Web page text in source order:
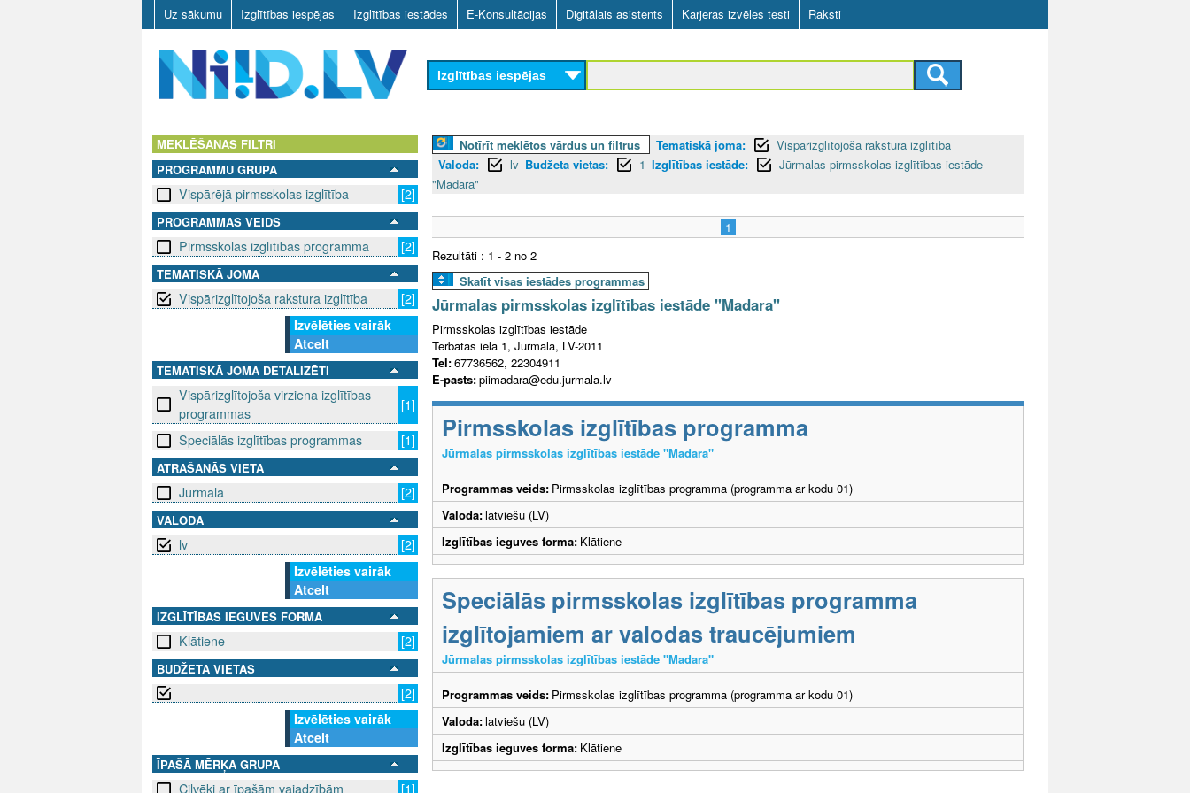
Skip
to
main
content
Uz sākumu Izglītības iespējas Izglītības iestādes E-Konsultācijas Digitālais asistents Karjeras izvēles testi Raksti
D
L
Izglītības iespējas
MEKLĒŠANAS FILTRI
PROGRAMMU GRUPA
Vispārējā pirmsskolas izglītība [2]
PROGRAMMAS VEIDS
Pirmsskolas izglītības programma [2]
TEMATISKĀ JOMA
Vispārizglītojoša rakstura izglītība
[2]
Izvēlēties vairāk
Atcelt
TEMATISKĀ JOMA DETALIZĒTI
Vispārizglītojoša virziena izglītības
programmas
[1]
Speciālās izglītības programmas
[1]
ATRAŠANĀS VIETA
Jūrmala [2]
VALODA
lv
[2]
Izvēlēties vairāk
Atcelt
IZGLĪTĪBAS IEGUVES FORMA
Klātiene [2]
BUDŽETA VIETAS
[2]
Izvēlēties vairāk
Atcelt
ĪPAŠĀ MĒRĶA GRUPA
Cilvēki ar īpašām vajadzībām [1]
Notīrīt meklētos vārdus un filtrus Tematiskā joma:
Vispārizglītojoša rakstura izglītība
Valoda:
lv Budžeta vietas: 1 Izglītības iestāde:
Jūrmalas pirmsskolas izglītības iestāde
"Madara"
1
Rezultāti : 1 - 2 no 2
Skatīt visas iestādes programmas
Jūrmalas pirmsskolas izglītības iestāde "Madara"
Pirmsskolas izglītības iestāde
Tērbatas iela 1, Jūrmala, LV-2011
Tel:67736562, 22304911
E-pasts:piimadara@edu.jurmala.lv
Pirmsskolas izglītības programma
Jūrmalas pirmsskolas izglītības iestāde "Madara"
Programmas veids: Pirmsskolas izglītības programma (programma ar kodu 01)
Valoda:latviešu (LV)
Izglītības ieguves forma: Klātiene
Speciālās pirmsskolas izglītības programma
izglītojamiem ar valodas traucējumiem
Jūrmalas pirmsskolas izglītības iestāde "Madara"
Programmas veids: Pirmsskolas izglītības programma (programma ar kodu 01)
Valoda:latviešu (LV)
Izglītības ieguves forma: Klātiene